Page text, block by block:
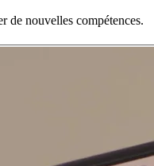
de nouvelles compétences.